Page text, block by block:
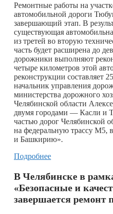
Ремонтные работы на
автомобильной дороги
завершающий этап. В
существующая
из третей во вторую
часть будет расширена до
дорожники выполняют
четыре километров этой
реконструкции составляет
начальник управления
министерства дорожного
Челябинской области
двумя городами — Касли и
частью дорог Челябинской
на федеральную трассу М5,
и Башкирию».
Подробнее
В Челябинске в
«Безопасные и
завершается ремонт